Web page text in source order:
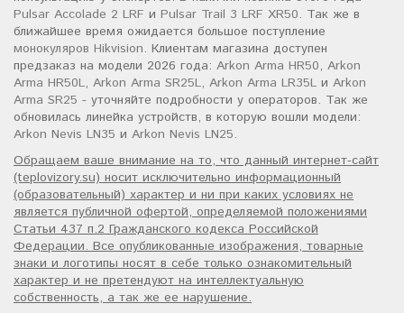
Pulsar Accolade 2 LRF и Pulsar Trail 3 LRF XR50. Так же в
ближайшее время ожидается большое поступление
монокуляров Hikvision. Клиентам магазина доступен
предзаказ на модели 2026 года: Arkon Arma HR50, Arkon
Arma HR50L, Arkon Arma SR25L, Arkon Arma LR35L и Arkon
Arma SR25 - уточняйте подробности у операторов. Так же
обновилась линейка устройств, в которую вошли модели:
Arkon Nevis LN35 и Arkon Nevis LN25.
Обращаем ваше внимание на то, что данный интернет-сайт
(teplovizory.su) носит исключительно информационный
(образовательный) характер и ни при каких условиях не
является публичной офертой, определяемой положениями
Статьи 437 п.2 Гражданского кодекса Российской
Федерации. Все опубликованные изображения, товарные
знаки и логотипы носят в себе только ознакомительный
характер и не претендуют на интеллектуальную
собственность, а так же ее нарушение.